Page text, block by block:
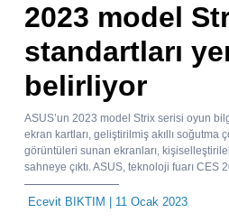
2023 model
standartları
belirliyor
ASUS’un 2023 model Strix serisi oyun
ekran kartları, geliştirilmiş akıllı soğutma
görüntüleri sunan ekranları,
sahneye çıktı. ASUS, teknoloji fuarı CES
Ecevit BIKTIM | 11 Ocak 2023